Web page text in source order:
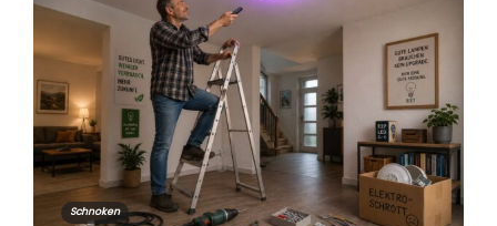
Schnoken